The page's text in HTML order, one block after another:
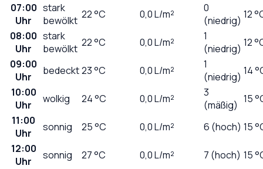
07:00
Uhr
stark
bewölkt 22°C 0,0L/m²
0
(niedrig) 12
08:00
Uhr
stark
bewölkt 22°C 0,0L/m²
1
(niedrig) 12
09:00
Uhr
bedeckt23°C 0,0L/m²
1
(niedrig) 14
10:00
Uhr
wolkig 24°C 0,0L/m²
3
(mäßig) 15
11:00
Uhr
sonnig 25°C 0,0L/m² 6 (hoch) 15
12:00
Uhr
sonnig 27°C 0,0L/m² 7 (hoch) 15